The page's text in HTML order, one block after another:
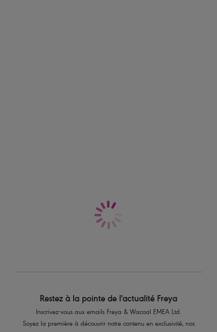
Restez à la pointe de l'actualité Freya
Inscrivez-vous aux emails Freya & Wacoal EMEA Ltd.
Soyez la première à découvrir notre contenu en exclusivité, nos